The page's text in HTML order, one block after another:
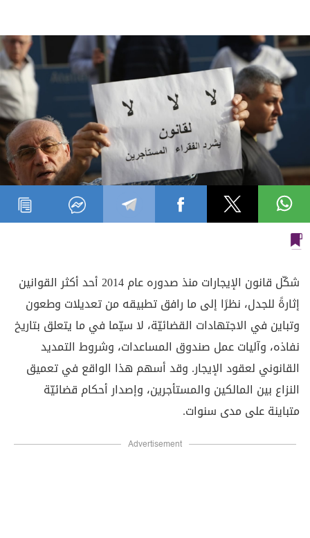
شكّل قانون الإيجارات منذ صدوره عام 2014 أحد أكثر القوانين
إثارةً للجدل، نظرًا إلى ما رافق تطبيقه من تعديلات وطعون
وتباين في الاجتهادات القضائيّة، لا سيّما في ما يتعلق بتاريخ
نفاذه، وآليات عمل صندوق المساعدات، وشروط التمديد
القانوني لعقود الإيجار. وقد أسهم هذا الواقع في تعميق
النزاع بين المالكين والمستأجرين، وإصدار أحكام قضائيّة
متباينة على مدى سنوات.
Advertisement